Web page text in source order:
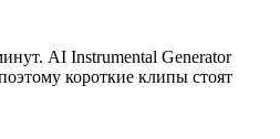
AI Instrumental Generator
короткие клипы стоят